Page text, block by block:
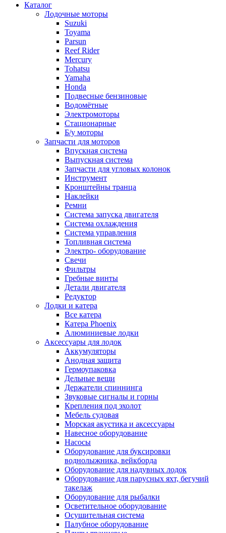
Каталог
Лодочные моторы
Suzuki
Toyama
Parsun
Reef Rider
Mercury
Tohatsu
Yamaha
Honda
Подвесные бензиновые
Водомётные
Электромоторы
Стационарные
Б/у моторы
Запчасти для моторов
Впускная система
Выпускная система
Запчасти для угловых колонок
Инструмент
Кронштейны транца
Наклейки
Ремни
Система запуска двигателя
Система охлаждения
Система управления
Топливная система
Электро- оборудование
Свечи
Фильтры
Гребные винты
Детали двигателя
Редуктор
Лодки и катера
Все катера
Катера Phoenix
Алюминиевые лодки
Аксессуары для лодок
Аккумуляторы
Анодная защита
Гермоупаковка
Дельные вещи
Держатели спиннинга
Звуковые сигналы и горны
Крепления под эхолот
Мебель судовая
Морская акустика и аксессуары
Навесное оборудование
Насосы
Оборудование для буксировки
воднолыжника, вейкборда
Оборудование для надувных лодок
Оборудование для парусных яхт, бегучий
такелаж
Оборудование для рыбалки
Осветительное оборудование
Осушительная система
Палубное оборудование